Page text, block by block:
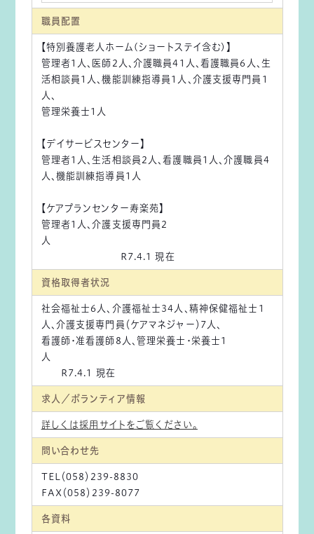
職員配置
【特別養護老人ホーム(ショートステイ含む)】
管理者1人、医師2人、介護職員41人、看護職員6人、生
活相談員1人、機能訓練指導員1人、介護支援専門員1
人、
管理栄養士1人
【デイサービスセンター】
管理者1人、生活相談員2人、看護職員1人、介護職員4
人、機能訓練指導員1人
【ケアプランセンター寿楽苑】
管理者1人、介護支援専門員2
人
R7.4.1 現在
資格取得者状況
社会福祉士6人、介護福祉士34人、精神保健福祉士1
人、介護支援専門員（ケアマネジャー）7人、
看護師・准看護師8人、管理栄養士・栄養士1
人
R7.4.1 現在
求人／ボランティア情報
詳しくは採用サイトをご覧ください。
問い合わせ先
TEL（058）239-8830
FAX（058）239-8077
各資料